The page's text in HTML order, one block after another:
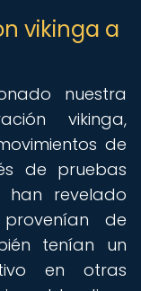
vikinga a
nuestra
vikinga,
de
de pruebas
han revelado
de
tenían un
en otras